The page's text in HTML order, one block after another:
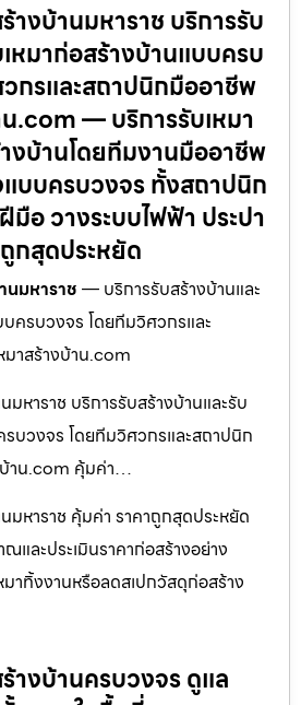
งบ้านมหาราช บริการรับ
หมาก่อสร้างบ้านแบบครบ
กรและสถาปนิกมืออาชีพ
.com — บริการรับเหมา
งบ้านโดยทีมงานมืออาชีพ
แบบครบวงจร ทั้งสถาปนิก
มือ วางระบบไฟฟ้า ประปา
กสุดประหยัด
นมหาราช — บริการรับสร้างบ้านและ
ครบวงจร โดยทีมวิศวกรและ
าสร้างบ้าน.com
หาราช บริการรับสร้างบ้านและรับ
รบวงจร โดยทีมวิศวกรและสถาปนิก
บ้าน.com คุ้มค่า…
มหาราช คุ้มค่า ราคาถูกสุดประหยัด
และประเมินราคาก่อสร้างอย่าง
มาทิ้งงานหรือลดสเปกวัสดุก่อสร้าง
างบ้านครบวงจร ดูแล